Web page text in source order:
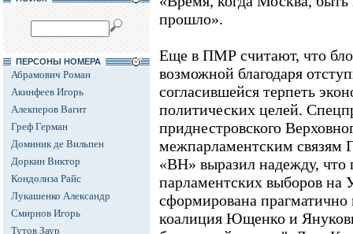
ПЕРСОНЫ НОМЕРА
Абрамович Роман
Акинфеев Игорь
Алекперов Вагит
Греф Герман
Доминик де Вильпен
Доркин Виктор
Кондолиза Райс
Лукашенко Александр
Смирнов Игорь
Тутов Заур
прошло».
Еще в ПМР считают, что
возможной благодаря
согласившейся терпеть
политических целей.
приднестровского
межпарламентским связям
«ВН» выразил надежду, что
парламентских выборов на
сформирована прагматично
коалиция Ющенко и